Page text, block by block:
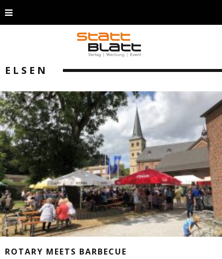
ELSEN
ROTARY MEETS BARBECUE